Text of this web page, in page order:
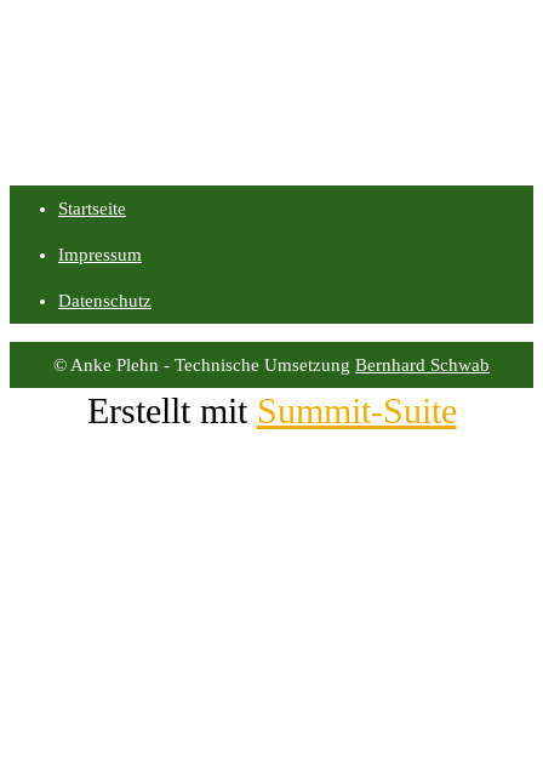
Startseite
Impressum
Datenschutz
© Anke Plehn - Technische Umsetzung Bernhard Schwab
Erstellt mit Summit-Suite